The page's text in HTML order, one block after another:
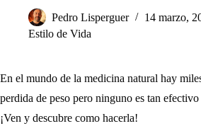
Pedro Lisperguer
14 marzo,
Estilo de Vida
En el mundo de la medicina natural hay
perdida de peso pero ninguno es tan
¡Ven y descubre como hacerla!